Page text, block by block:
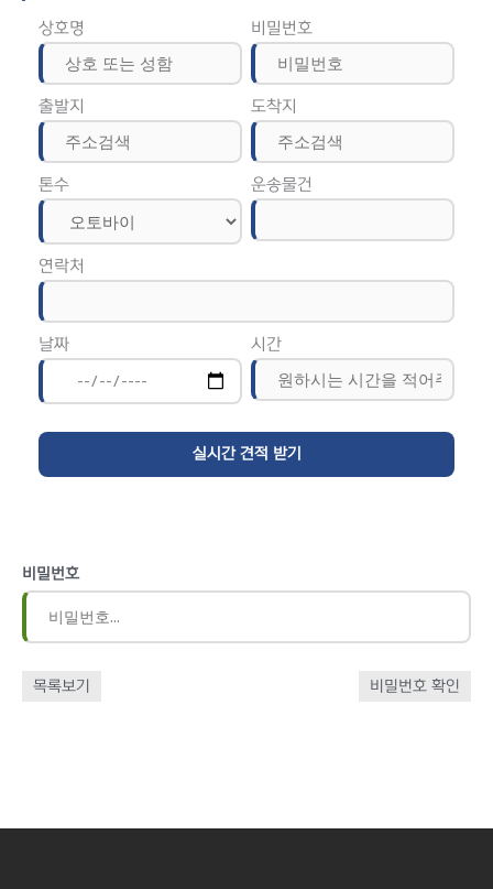
상호명 비밀번호
출발지 도착지
톤수 운송물건
연락처
날짜 시간
비밀번호
목록보기 비밀번호 확인